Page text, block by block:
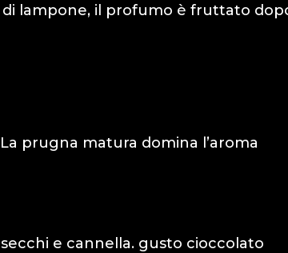
lampone, il profumo è fruttato
prugna matura domina l’aroma
e cannella. gusto cioccolato